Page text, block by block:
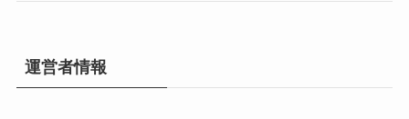
運営者情報